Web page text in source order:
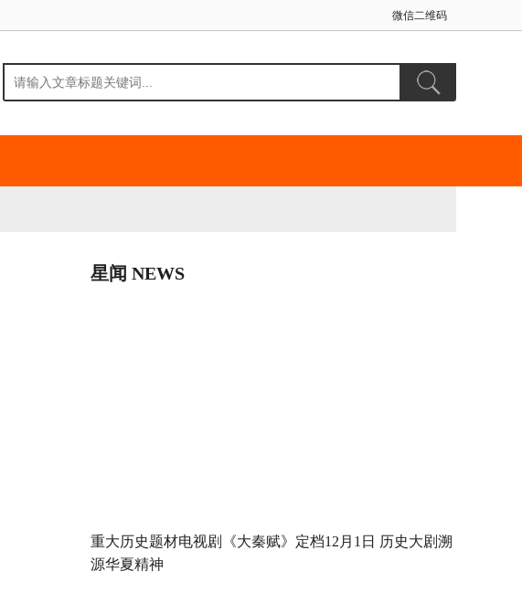
微信二维码
星闻 NEWS
重大历史题材电视剧《大秦赋》定档12月1日 历史大剧溯
源华夏精神